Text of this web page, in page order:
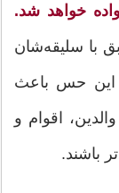
خواهد شد.
با سليقه‌شان
اين حس باعث
اقوام و
باشند.